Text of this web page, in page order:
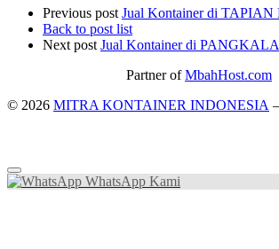
Previous post Jual Kontainer di
Back to post list
Next post Jual Kontainer di
Partner ofMbahHost.com
© 2026 MITRA KONTAINER INDONESIA
WhatsApp Kami